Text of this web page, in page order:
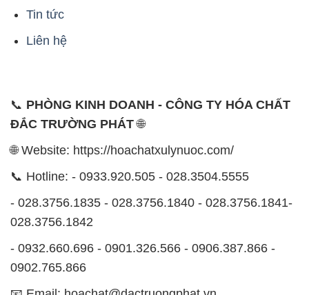
Tin tức
Liên hệ
📞 PHÒNG KINH DOANH - CÔNG TY HÓA CHẤT
ĐẮC TRƯỜNG PHÁT🌐
🌐 Website: https://hoachatxulynuoc.com/
📞 Hotline: - 0933.920.505 - 028.3504.5555
- 028.3756.1835 - 028.3756.1840 - 028.3756.1841-
028.3756.1842
- 0932.660.696 - 0901.326.566 - 0906.387.866 -
0902.765.866